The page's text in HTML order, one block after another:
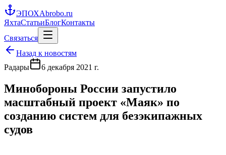
ЭПОХАbrobo.ru
ЯхтаСтатьиБлогКонтакты
Связаться
Назад к новостям
Радары
6 декабря 2021 г.
Минобороны России запустило
масштабный проект «Маяк» по
созданию систем для безэкипажных
судов